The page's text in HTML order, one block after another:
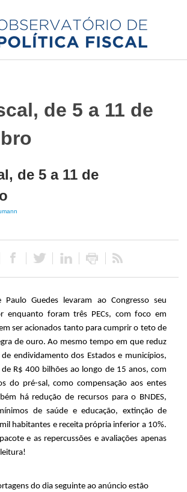
de 5 a 11 de
de 5 a 11 de
Paulo Guedes levaram ao Congresso seu
enquanto foram três PECs, com foco em
ser acionados tanto para cumprir o teto de
de ouro. Ao mesmo tempo em que reduz
de endividamento dos Estados e municípios,
R$ 400 bilhões ao longo de 15 anos, com
do pré-sal, como compensação aos entes
há redução de recursos para o BNDES,
de saúde e educação, extinção de
habitantes e receita própria inferior a 10%.
e as repercussões e avaliações apenas
do dia seguinte ao anúncio estão